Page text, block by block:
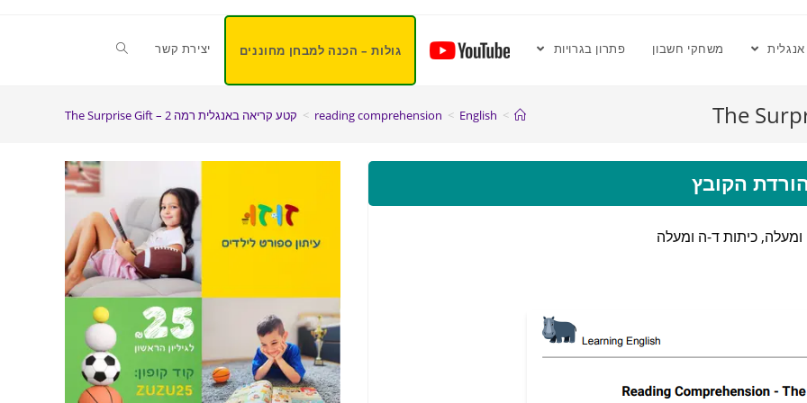
אנגלית משחקי חשבון פתרון בגרויות גולות – הכנה למבחן מחוננים יצירת קשר
>
English
>
reading comprehension
> קטע קריאה באנגלית רמה 2 – The Surprise Gift
הקובץ
כיתות ד-ה ומעלה